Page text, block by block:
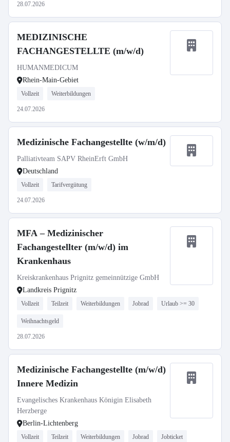
28.07.2026
MEDIZINISCHE
FACHANGESTELLTE (m/w/d)
HUMANMEDICUM
Rhein-Main-Gebiet
Vollzeit Weiterbildungen
24.07.2026
Medizinische Fachangestellte (w/m/d)
Palliativteam SAPV RheinErft GmbH
Deutschland
Vollzeit Tarifvergütung
24.07.2026
MFA – Medizinischer
Fachangestellter (m/w/d) im
Krankenhaus
Kreiskrankenhaus Prignitz gemeinnützige GmbH
Landkreis Prignitz
Vollzeit Teilzeit Weiterbildungen Jobrad Urlaub >= 30
Weihnachtsgeld
28.07.2026
Medizinische Fachangestellte (m/w/d)
Innere Medizin
Evangelisches Krankenhaus Königin Elisabeth
Herzberge
Berlin-Lichtenberg
Vollzeit Teilzeit Weiterbildungen Jobrad Jobticket